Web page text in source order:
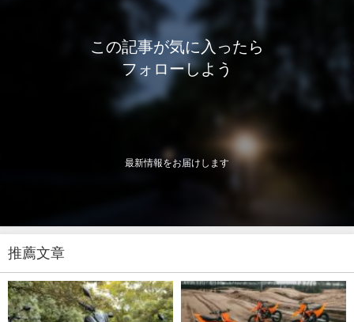
この記事が気に入ったら
フォローしよう
最新情報をお届けします
推薦文章